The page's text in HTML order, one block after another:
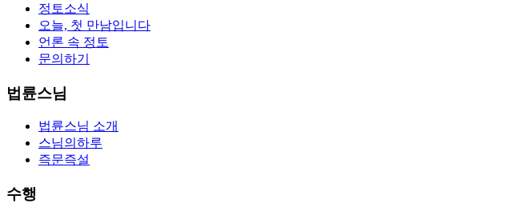
정토소식
오늘, 첫 만남입니다
언론 속 정토
문의하기
법륜스님
법륜스님 소개
스님의하루
즉문즉설
수행